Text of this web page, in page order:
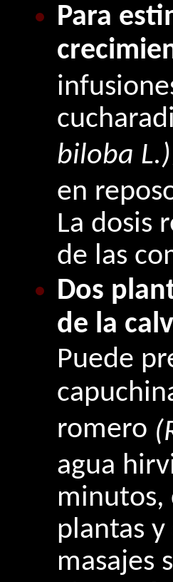
Para
biloba L.)
en
La dosis
de las
Dos
de la
Puede
romero
agua
minutos,
plantas
masajes